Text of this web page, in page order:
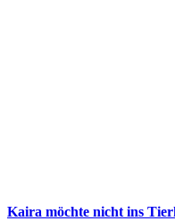
Kaira möchte nicht ins